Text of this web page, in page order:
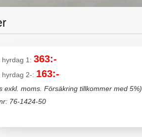
hyrdag 1: 363:-
hyrdag 2-: 163:-
exkl. moms. Försäkring tillkommer med 5%)
76-1424-50